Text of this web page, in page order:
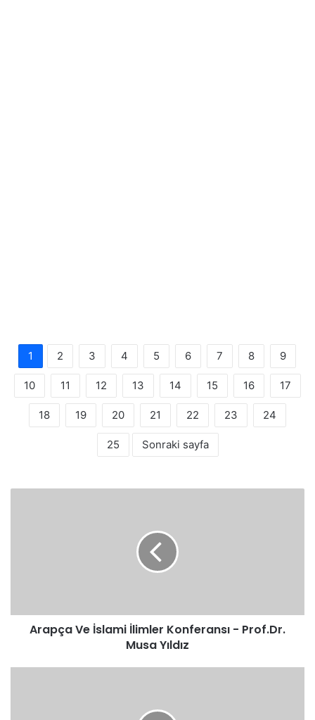
1 2 3 4 5 6 7 8 9
10 11 12 13 14 15 16 17
18 19 20 21 22 23 24
25 Sonraki sayfa
Yıldız
Arapça Ve İslami İlimler Konferansı - Prof.Dr.
Musa Yıldız